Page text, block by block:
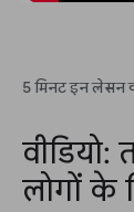
5 मिनट इन लेसन
लोगों के